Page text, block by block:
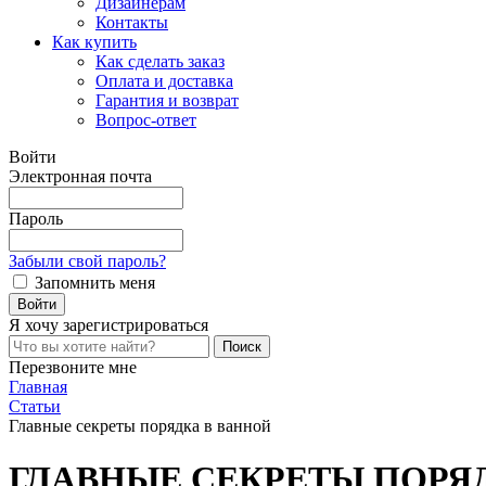
Контакты
Как купить
Как сделать заказ
Оплата и доставка
Гарантия и возврат
Вопрос-ответ
Войти
Электронная почта
Пароль
Забыли свой пароль?
Запомнить меня
Я хочу зарегистрироваться
Перезвоните мне
Главная
Статьи
Главные секреты порядка в ванной